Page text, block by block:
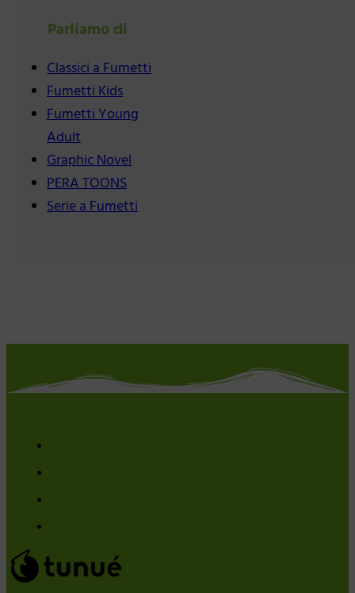
Parliamo di
Classici a Fumetti
Fumetti Kids
Fumetti Young
Adult
Graphic Novel
PERA TOONS
Serie a Fumetti